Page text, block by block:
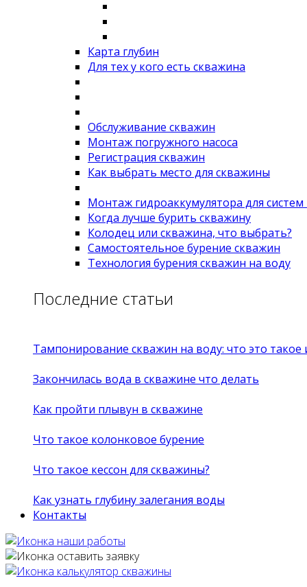
Карта глубин
Для тех у кого есть скважина
Обслуживание скважин
Монтаж погружного насоса
Регистрация скважин
Как выбрать место для скважины
Монтаж гидроаккумулятора для
Когда лучше бурить скважину
Колодец или скважина, что выбрать?
Самостоятельное бурение скважин
Технология бурения скважин на воду
Последние статьи
Тампонирование скважин на воду: что это такое
Закончилась вода в скважине что делать
Как пройти плывун в скважине
Что такое колонковое бурение
Что такое кессон для скважины?
Как узнать глубину залегания воды
Контакты